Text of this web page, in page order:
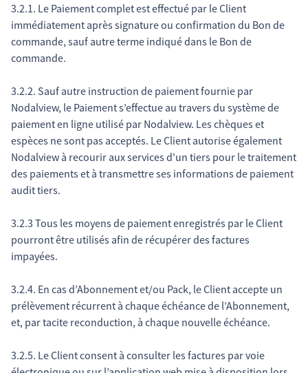
3.2.1. Le Paiement complet est effectué par le Client
immédiatement après signature ou confirmation du Bon de
commande, sauf autre terme indiqué dans le Bon de
commande.
3.2.2. Sauf autre instruction de paiement fournie par
Nodalview, le Paiement s’effectue au travers du système de
paiement en ligne utilisé par Nodalview. Les chèques et
espèces ne sont pas acceptés. Le Client autorise également
Nodalview à recourir aux services d'un tiers pour le traitement
des paiements et à transmettre ses informations de paiement
audit tiers.
3.2.3 Tous les moyens de paiement enregistrés par le Client
pourront être utilisés afin de récupérer des factures
impayées.
3.2.4. En cas d’Abonnement et/ou Pack, le Client accepte un
prélèvement récurrent à chaque échéance de l’Abonnement,
et, par tacite reconduction, à chaque nouvelle échéance.
3.2.5. Le Client consent à consulter les factures par voie